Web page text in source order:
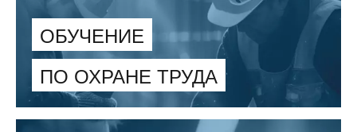
ОБУЧЕНИЕ
ПО ОХРАНЕ ТРУДА